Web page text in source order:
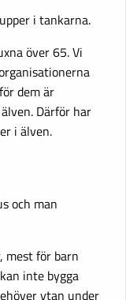
i tankarna.
över 65. Vi
dem är
Därför har
i älven.
och man
mest för barn
inte bygga
ytan under